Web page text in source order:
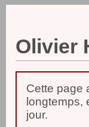
Olivier
Cette page
longtemps,
jour.